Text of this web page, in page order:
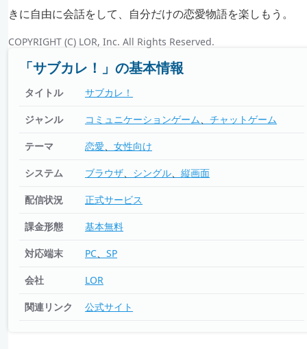
きに自由に会話をして、自分だけの恋愛物語を楽しもう。
COPYRIGHT (C) LOR, Inc. All Rights Reserved.
「サブカレ！」の基本情報
タイトル サブカレ！
ジャンル コミュニケーションゲーム チャットゲーム
テーマ 恋愛 女性向け
システム ブラウザ シングル 縦画面
配信状況 正式サービス
課金形態 基本無料
対応端末 PC SP
会社 LOR
関連リンク 公式サイト